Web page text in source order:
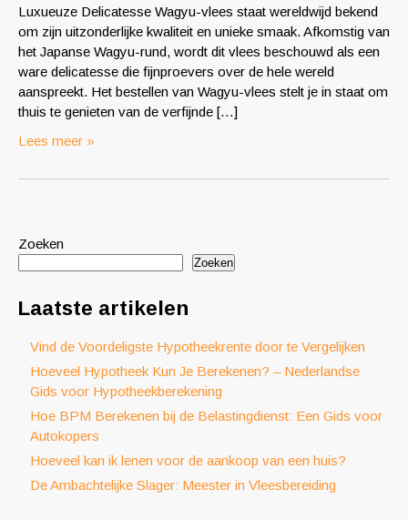
Luxueuze Delicatesse Wagyu-vlees staat wereldwijd bekend
om zijn uitzonderlijke kwaliteit en unieke smaak. Afkomstig van
het Japanse Wagyu-rund, wordt dit vlees beschouwd als een
ware delicatesse die fijnproevers over de hele wereld
aanspreekt. Het bestellen van Wagyu-vlees stelt je in staat om
thuis te genieten van de verfijnde […]
Lees meer »
Zoeken
Zoeken
Laatste artikelen
Vind de Voordeligste Hypotheekrente door te Vergelijken
Hoeveel Hypotheek Kun Je Berekenen? – Nederlandse
Gids voor Hypotheekberekening
Hoe BPM Berekenen bij de Belastingdienst: Een Gids voor
Autokopers
Hoeveel kan ik lenen voor de aankoop van een huis?
De Ambachtelijke Slager: Meester in Vleesbereiding